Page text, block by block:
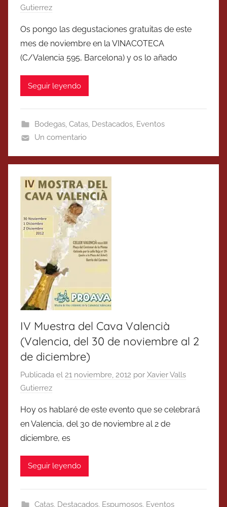
Gutierrez
Os pongo las degustaciones gratuitas de este
mes de noviembre en la VINACOTECA
(C/Valencia 595, Barcelona) y os lo añado
Seguir leyendo
Bodegas, Catas, Destacados, Eventos
Un comentario
IV Muestra del Cava Valencià
(Valencia, del 30 de noviembre al 2
de diciembre)
Publicada el 21 noviembre, 2012 por Xavier Valls
Gutierrez
Hoy os hablaré de este evento que se celebrará
en Valencia, del 30 de noviembre al 2 de
diciembre, es
Seguir leyendo
Catas, Destacados, Espumosos, Eventos